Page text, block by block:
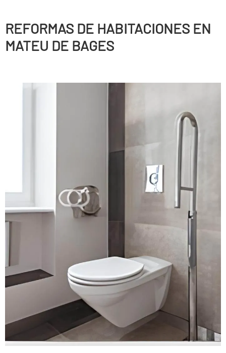
REFORMAS DE HABITACIONES EN
MATEU DE BAGES